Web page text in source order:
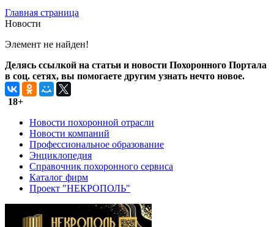
Главная страница
Новости
Элемент не найден!
Делясь ссылкой на статьи и новости Похоронного Портала
в соц. сетях, вы помогаете другим узнать нечто новое.
18+
Новости похоронной отрасли
Новости компаний
Профессиональное образование
Энциклопедия
Справочник похоронного сервиса
Каталог фирм
Проект "НЕКРОПОЛЬ"